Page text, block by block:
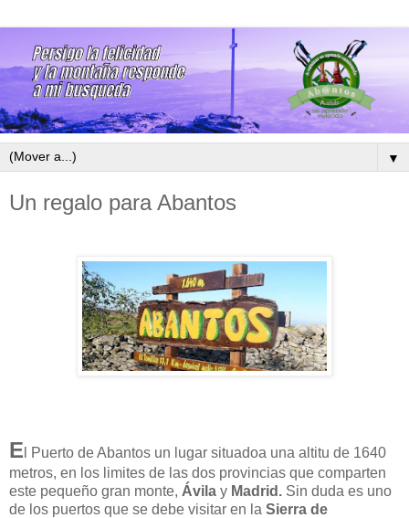
▼
Un regalo para Abantos
E l Puerto de Abantos un lugar situadoa una altitu de 1640
metros, en los limites de las dos provincias que comparten
este pequeño gran monte, Ávila y Madrid. Sin duda es uno
de los puertos que se debe visitar en la Sierra de